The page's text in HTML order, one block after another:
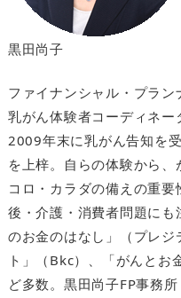
黒田尚子
ファイナンシャル・プラ
乳がん体験者コーディネー
2009年末に乳がん告知を
を上梓。自らの体験から
コロ・カラダの備えの重
後・介護・消費者問題に
のお金のはなし」（プレ
ト」（Bkc）、「がんとお
ど多数。黒田尚子FP事務